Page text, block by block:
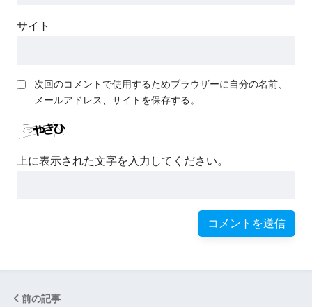
サイト
次回のコメントで使用するためブラウザーに自分の名前、
メールアドレス、サイトを保存する。
上に表示された文字を入力してください。
前の記事